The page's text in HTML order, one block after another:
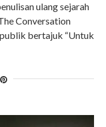
ulang sejarah
Conversation
bertajuk “Untuk